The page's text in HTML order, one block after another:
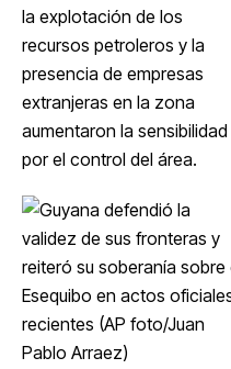
la explotación de los
recursos petroleros y la
presencia de empresas
extranjeras en la zona
aumentaron la sensibilidad
por el control del área.